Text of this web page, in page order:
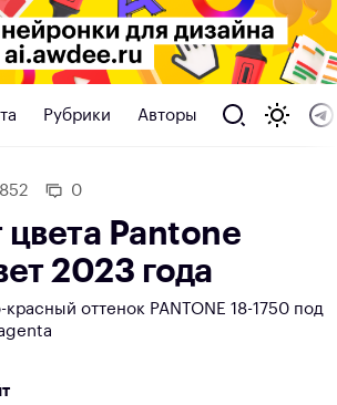
Рубрики Авторы
0
цвета Pantone
2023 года
оттенок PANTONE 18-1750 под